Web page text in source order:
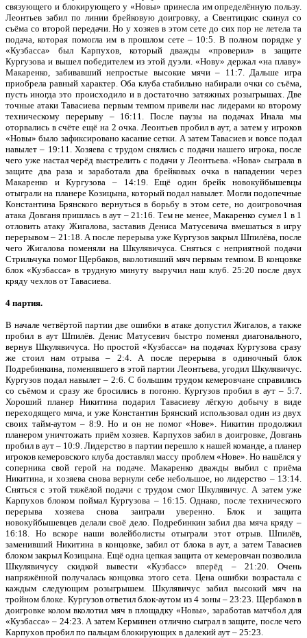
связующего и блокирующего у «Новы» принесла им определённую пользу.
Леонтьев забил по линии брейковую доигровку, а Свентицкис скинул со
съёма со второй передачи. Но у хозяев в этом сете до сих пор не летела та
подача, которая помогла им в прошлом сете – 10:5. В полном порядке у
«Кузбасса» был Карпухов, который дважды «проверил» в защите
Кургузова и вышел победителем из этой дуэли. «Нову» держал «на плаву»
Макаренко, забивавший непростые высокие мячи – 11:7. Дальше игра
приобрела равный характер. Оба клуба стабильно набирали очки со съёма,
пусть иногда это происходило и в достаточно затяжных розыгрышах. Две
точные атаки Тавасиева первым темпом привели нас лидерами ко второму
техническому перерыву – 16:11. После паузы на подачах Инала мы
оторвались в счёте ещё на 2 очка. Леонтьев пробил в аут, а затем у игроков
«Новы» было зафиксировано касание сетки. А затем Тавасиев и вовсе подал
навылет – 19:11. Хозяева с трудом снялись с подачи нашего игрока, после
чего уже настал черёд выстрелить с подачи у Леонтьева. «Нова» сыграла в
защите два раза и заработала два брейковых очка в нападении через
Макаренко и Кургузова – 14:19. Ещё один брейк новокуйбышевцы
отыграли на планере Козицына, который подал навылет. Могли подопечные
Константина Брянского вернуться в борьбу в этом сете, но доигровочная
атака Довганя пришлась в аут – 21:16. Тем не менее, Макаренко сумел 1 в 1
отловить атаку Жигалова, заставив Дениса Матусевича вмешаться в игру
перерывом – 21:18. А после перерыва уже Кургузов закрыл Шпилёва, после
чего Жигалова поменяли на Шкулявичуса. Сняться с неприятной подачи
Стрильчука помог Щербаков, вколотивший мяч первым темпом. В концовке
блок «Кузбасса» в трудную минуту выручил наш клуб. 25:20 после двух
кряду чехлов от Тавасиева.
4 партия.
В начале четвёртой партии две ошибки в атаке допустил Жигалов, а также
пробил в аут Шпилёв. Денис Матусевич быстро поменял диагонального,
вернув Шкулявичуса. Но простой «Кузбасса» на подачах Кургузова сразу
же стоил нам отрыва – 2:4. А после перерыва в одиночный блок
Подребинкина, поменявшего в этой партии Леонтьева, угодил Шкулявичус.
Кургузов подал навылет – 2:6. С большим трудом кемеровчане справились
со съёмом и сразу же бросились в погоню. Кургузов пробил в аут – 5:7.
Хороший планер Никитина подарил Тавасиеву лёгкую добычу в виде
переходящего мяча, и уже Константин Брянский использовал один из двух
своих тайм-аутом – 8:9. Но и он не помог «Нове». Никитин продолжил
планером уничтожать приём хозяев. Карпухов забил в доигровке, Довгань
пробил в аут – 10:9. Лидерство в партии перешло к нашей команде, а планер
игроков кемеровского клуба доставлял массу проблем «Нове». Но нашёлся у
соперника свой герой на подаче. Макаренко дважды выбил с приёма
Никитина, и хозяева снова вернули себе небольшое, но лидерство – 13:14.
Сняться с этой тяжёлой подачи с трудом смог Шкулявичус. А затем уже
Карпухов блоком поймал Кургузова – 16:15. Однако, после технического
перерыва хозяева снова заиграли уверенно. Блок и защита
новокуйбышевцев делали своё дело. Подребинкин забил два мяча кряду –
16:18. Но вскоре наши волейболисты отыграли этот отрыв. Шпилёв,
заменивший Никитина в концовке, забил от блока в аут, а затем Тавасиев
блоком закрыл Козицына. Ещё одна цепкая защита от кемеровчан позволила
Шкулявичусу скидкой вывести «Кузбасс» вперёд – 21:20. Очень
напряжённой получалась концовка этого сета. Цена ошибки возрастала с
каждым следующим розыгрышем. Шкулявичус забил высокий мяч на
тройном блоке. Кургузов ответил блок-аутом из 4 зоны – 23:23. Щербаков в
доигровке колом вколотил мяч в площадку «Новы», заработав матчбол для
«Кузбасса» – 24:23. А затем Керминен отлично сыграл в защите, после чего
Карпухов пробил по пальцам блокирующих в далекий аут – 25:23.